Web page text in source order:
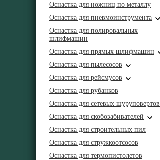
Оснастка для ножниц по металлу
Оснастка для пневмоинструмента
Оснастка для полировальных
шлифмашин
Оснастка для прямых шлифмашин
Оснастка для пылесосов
Оснастка для рейсмусов
Оснастка для рубанков
Оснастка для сетевых шуруповертов
Оснастка для скобозабивателей
Оснастка для строительных пил
Оснастка для стружкоотсосов
Оснастка для термопистолетов